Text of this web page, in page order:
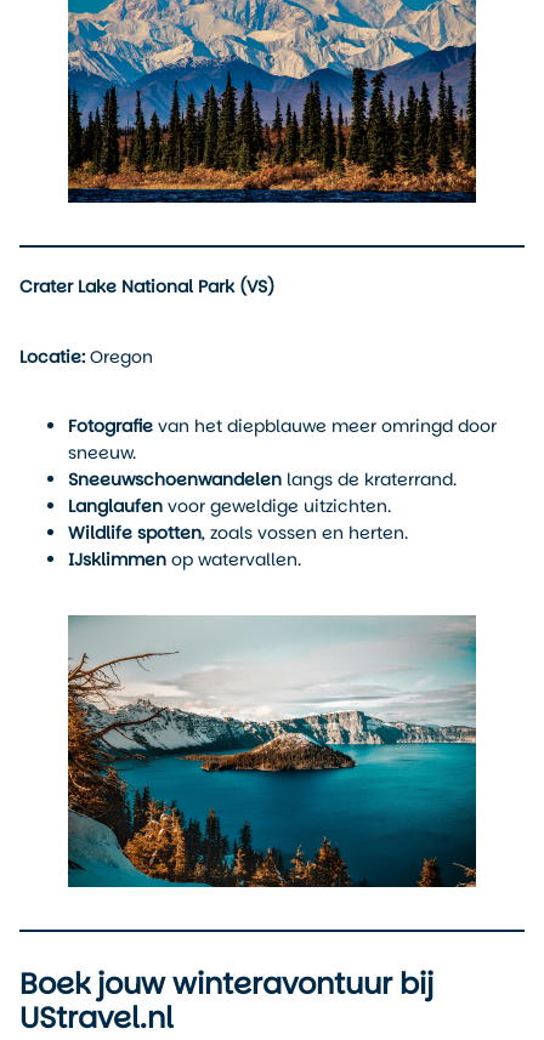
Crater Lake National Park (VS)
Locatie: Oregon
Fotografie van het diepblauwe meer omringd door
sneeuw.
Sneeuwschoenwandelen langs de kraterrand.
Langlaufen voor geweldige uitzichten.
Wildlife spotten, zoals vossen en herten.
IJsklimmen op watervallen.
Boek jouw winteravontuur bij
UStravel.nl